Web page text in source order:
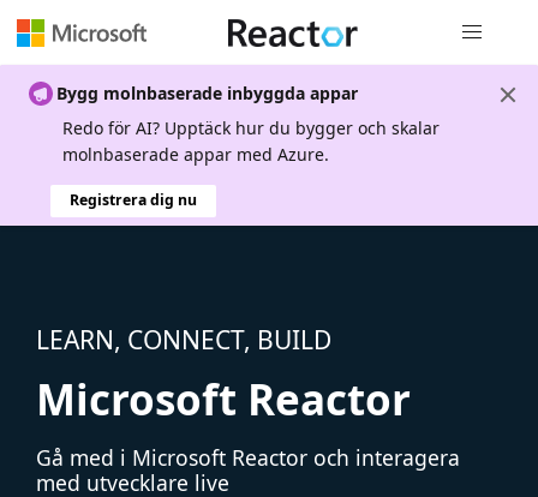
Bygg molnbaserade inbyggda appar
Redo för AI? Upptäck hur du bygger och skalar
molnbaserade appar med Azure.
Registrera dig nu
LEARN, CONNECT, BUILD
Microsoft Reactor
Gå med i Microsoft Reactor och interagera
med utvecklare live